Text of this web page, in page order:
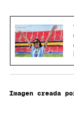
Imagen creada